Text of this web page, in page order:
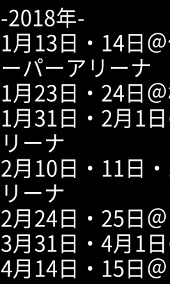
-2018年-
1月13日・14日
ーパーアリーナ
1月23日・24日
1月31日・2月1
リーナ
2月10日・11日
リーナ
2月24日・25日
3月31日・4月1
4月14日・15日